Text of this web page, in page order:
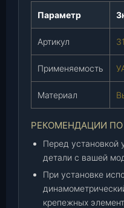
т
Параметр
Артикул
Применяемость
Материал
РЕКОМЕНДАЦИИ ПО
Перед установкой
детали с вашей
При установке
крепежных